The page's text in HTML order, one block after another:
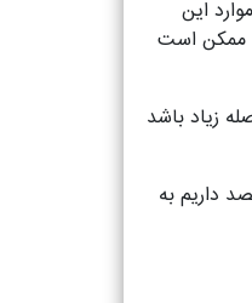
این
ممکن است
زیاد باشد
داریم به